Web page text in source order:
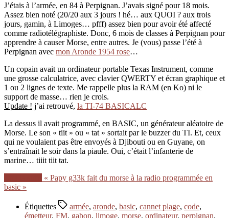
J’étais à l’armée, en 84 à Perpignan. J’avais signé pour 18 mois.
Assez bien noté (20/20 aux 3 jours ! hé… aux QUOI ? aux trois
jours, gamin, à Limoges… pfff) assez bien pour avoir été affecté
comme radiotélégraphiste. Donc, 6 mois de classes à Perpignan pour
apprendre à causer Morse, entre autres. Je (vous) passe l’été à
Perpignan avec mon Aronde 1954 rose…
Un copain avait un ordinateur portable Texas Instrument, comme
une grosse calculatrice, avec clavier QWERTY et écran graphique et
1 ou 2 lignes de texte. Me rappelle plus la RAM (en Ko) ni le
support de masse… rien je crois.
Update ! j’ai retrouvé, la TI-74 BASICALC
La dessus il avait programmé, en BASIC, un générateur aléatoire de
Morse. Le son « tiit » ou « tat » sortait par le buzzer du TI. Et, ceux
qui ne voulaient pas être envoyés à Djibouti ou en Guyane, on
s’entraînait le soir dans la piaule. Oui, c’était l’infanterie de
marine… tiiit tiit tat.
« Papy g33k fait du morse à la radio programmée en
basic »
Étiquettes armée, aronde, basic, cannet plage, code,
émetteur, FM, gabon, limoge, morse, ordinateur, perpignan,